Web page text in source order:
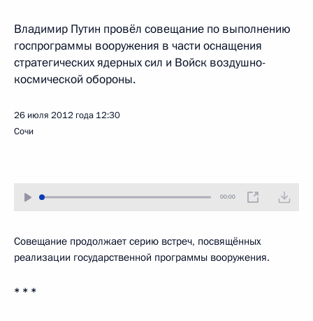
Владимир Путин провёл совещание по выполнению
госпрограммы вооружения в части оснащения
стратегических ядерных сил и Войск воздушно-
космической обороны.
26 июля 2012 года 12:30
Сочи
00:00
Совещание продолжает серию встреч, посвящённых
реализации государственной программы вооружения.
* * *